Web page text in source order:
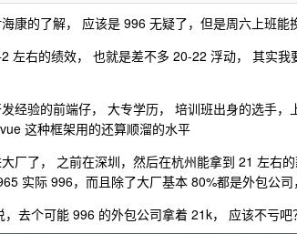
康的了解， 应该是 996 无疑了，但是周六上班能
左右的绩效， 也就是差不多 20-22 浮动， 其实
经验的前端仔， 大专学历， 培训班出身的选手
这种框架用的还算顺溜的水平
厂了， 之前在深圳，然后在杭州能拿到 21 左右
实际 996，而且除了大厂基本 80%都是外包公
去个可能 996 的外包公司拿着 21k， 应该不亏吧